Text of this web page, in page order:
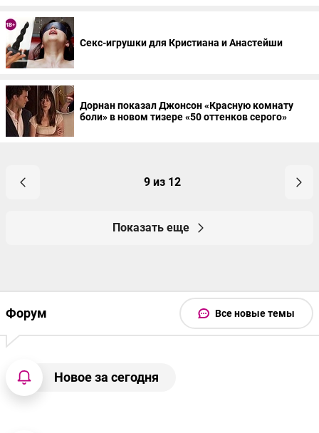
Секс-игрушки для Кристиана и Анастейши
Дорнан показал Джонсон «Красную комнату
боли» в новом тизере «50 оттенков серого»
9 из 12
Показать еще
Форум Все новые темы
Новое за сегодня